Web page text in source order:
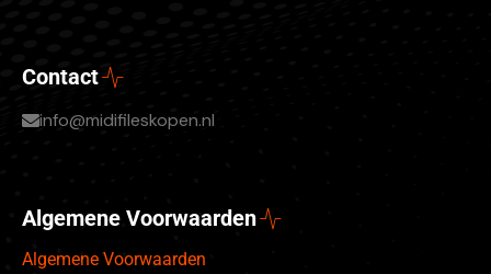
Contact
info@midifileskopen.nl
Algemene Voorwaarden
Algemene Voorwaarden